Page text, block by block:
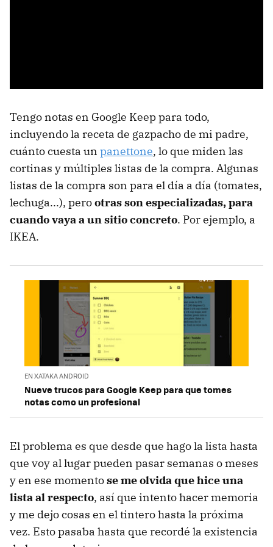
Tengo notas en Google Keep para todo,
incluyendo la receta de gazpacho de mi padre,
cuánto cuesta un panettone, lo que miden las
cortinas y múltiples listas de la compra. Algunas
listas de la compra son para el día a día (tomates,
lechuga...), perootras son especializadas, para
cuando vaya a un sitio concreto. Por ejemplo, a
IKEA.
EN XATAKA ANDROID
Nueve trucos para Google Keep para que tomes
notas como un profesional
El problema es que desde que hago la lista hasta
que voy al lugar pueden pasar semanas o meses
y en ese momentose me olvida que hice una
lista al respecto, así que intento hacer memoria
y me dejo cosas en el tintero hasta la próxima
vez. Esto pasaba hasta que recordé la existencia